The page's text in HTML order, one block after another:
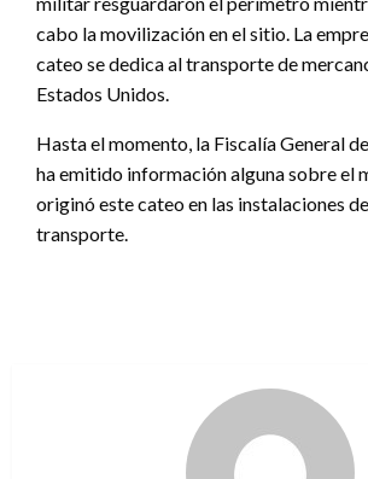
cabo la movilización en el sitio. La
cateo se dedica al transporte de
Estados Unidos.
Hasta el momento, la Fiscalía General
ha emitido información alguna sobre el
originó este cateo en las instalaciones
transporte.